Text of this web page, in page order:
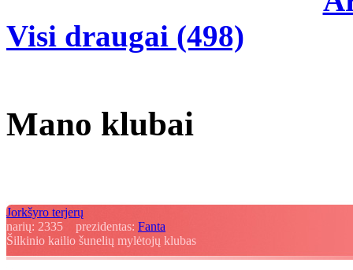
Visi draugai (498)
Mano klubai
Jorkšyro terjerų
narių: 2335 prezidentas: Fanta
Šilkinio kailio šunelių mylėtojų klubas